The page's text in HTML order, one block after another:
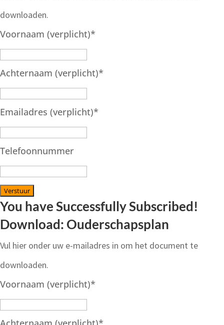
downloaden.
Voornaam (verplicht)*
Achternaam (verplicht)*
Emailadres (verplicht)*
Telefoonnummer
Verstuur
You have Successfully Subscribed!
Download: Ouderschapsplan
Vul hier onder uw e-mailadres in om het document te
downloaden.
Voornaam (verplicht)*